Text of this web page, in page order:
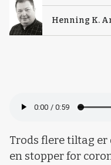
Henning K.
Trods flere tiltag er
en stopper for